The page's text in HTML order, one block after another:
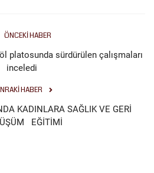
ÖNCEKI HABER
platosunda sürdürülen çalışmaları
inceledi
HABER
KADINLARA SAĞLIK VE GERİ
EĞİTİMİ